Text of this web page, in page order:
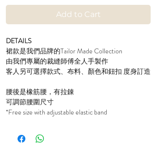
Add to Cart
DETAILS
裙款是我們品牌的Tailor Made Collection
由我們專屬的裁縫師傅全人手製作
客人另可選擇款式、布料、顏色和鈕扣 度身訂造
腰後是橡筋腰，有拉錬
可調節腰圍尺寸
*Free size with adjustable elastic band